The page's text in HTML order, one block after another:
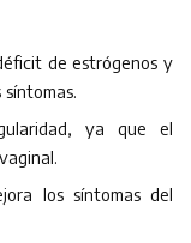
de estrógenos y
ya que el
los síntomas del